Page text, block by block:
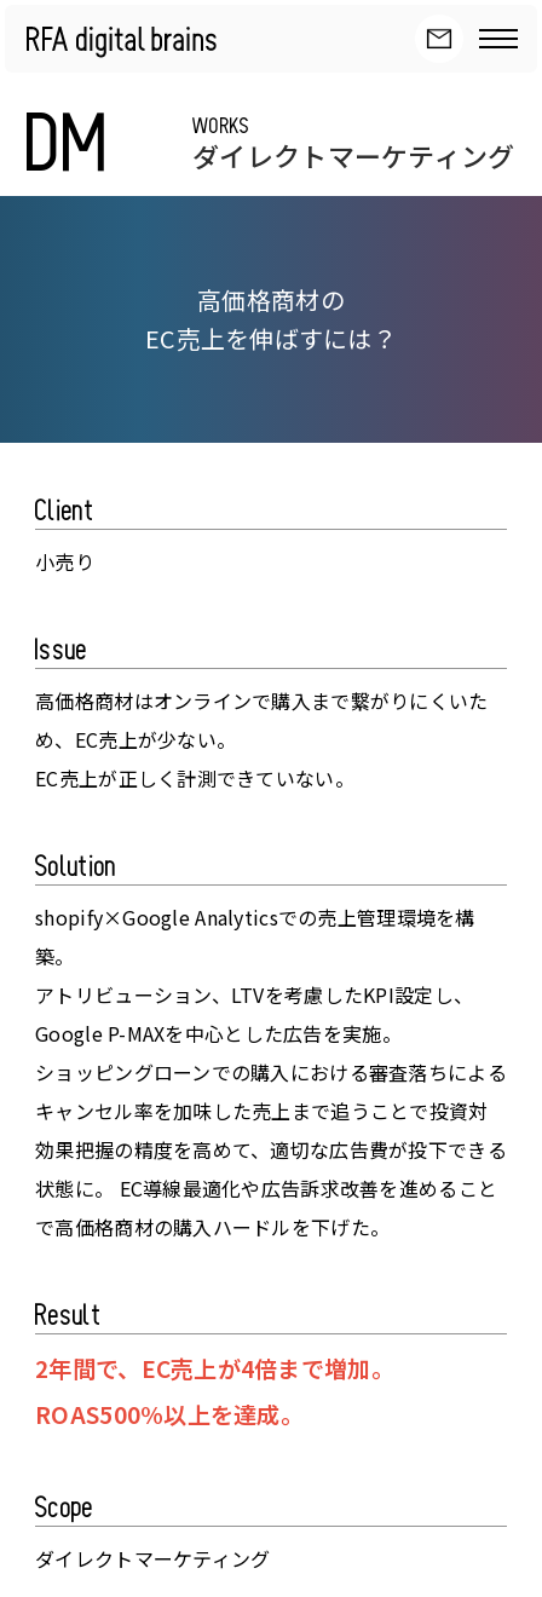
DM WORKS
ダイレクトマーケティング
高価格商材の
EC売上を伸ばすには ？
Client
小売り
Issue
高価格商材はオンラインで購入まで繋がりにくいた
め、EC売上が少ない。
EC売上が正しく計測できていない。
Solution
shopify×Google Analyticsでの売上管理環境を構
築。
アトリビューション、LTVを考慮したKPI設定し、
Google P-MAXを中心とした広告を実施。
ショッピングローンでの購入における審査落ちによる
キャンセル率を加味した売上まで追うことで投資対
効果把握の精度を高めて、適切な広告費が投下できる
状態に。 EC導線最適化や広告訴求改善を進めること
で高価格商材の購入ハードルを下げた。
Result
2年間で、EC売上が4倍まで増加。
ROAS500%以上を達成。
Scope
ダイレクトマーケティング